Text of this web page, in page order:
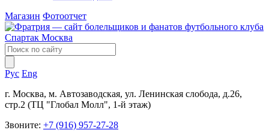
Магазин Фотоотчет
Рус Eng
г. Москва, м. Автозаводская, ул. Ленинская слобода, д.26,
стр.2 (ТЦ "Глобал Молл", 1-й этаж)
Звоните: +7 (916) 957-27-28